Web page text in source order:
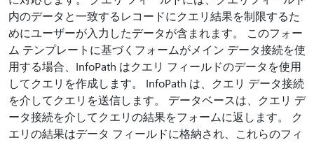
内のデータと一致するレコードにクエリ結果を制限するた
めにユーザーが入力したデータが含まれます。 このフォー
ム テンプレートに基づくフォームがメイン データ接続を使
用する場合、InfoPath はクエリ フィールドのデータを使用
してクエリを作成します。 InfoPath は、クエリ データ接続
を介してクエリを送信します。 データベースは、クエリ デ
ータ接続を介してクエリの結果をフォームに返します。 ク
エリの結果はデータ フィールドに格納され、これらのフィ